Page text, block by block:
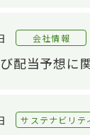
材料/
音響
評価
会社情報
配当予想に
サステナビリテ